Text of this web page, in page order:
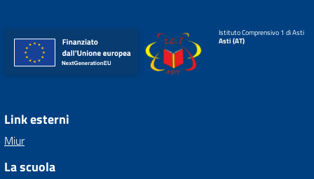
Istituto Comprensivo 1 di Asti
Asti (AT)
Link esterni
Miur
La scuola